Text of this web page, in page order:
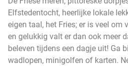
Elfstedentocht, heerlijke lokale
eigen taal, het Fries; er is veel om
en gelukkig valt er dan ook meer
beleven tijdens een dagje uit! Ga
wadlopen, minigolfen of karten.